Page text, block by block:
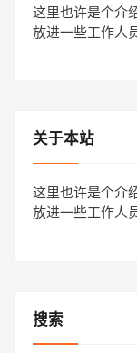
这里也许是个介
放进一些工作人
关于本站
这里也许是个介
放进一些工作人
搜索